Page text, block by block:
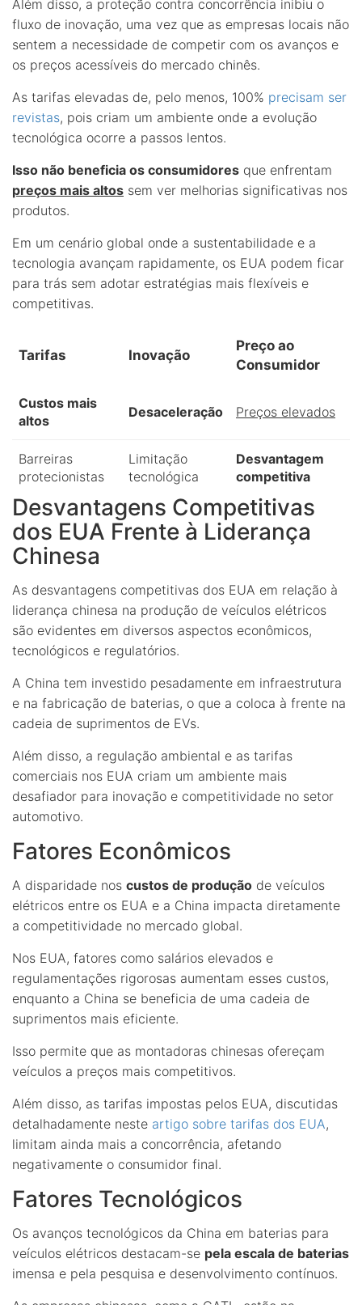
Além disso, a proteção contra concorrência inibiu o
fluxo de inovação, uma vez que as empresas locais não
sentem a necessidade de competir com os avanços e
os preços acessíveis do mercado chinês.
As tarifas elevadas de, pelo menos, 100% precisam ser
revistas, pois criam um ambiente onde a evolução
tecnológica ocorre a passos lentos.
Isso não beneficia os consumidores que enfrentam
preços mais altos sem ver melhorias significativas nos
produtos.
Em um cenário global onde a sustentabilidade e a
tecnologia avançam rapidamente, os EUA podem ficar
para trás sem adotar estratégias mais flexíveis e
competitivas.
Tarifas Inovação
Preço ao
Consumidor
Custos mais
altos
Desaceleração Preços elevados
Barreiras
protecionistas
Limitação
tecnológica
Desvantagem
competitiva
Desvantagens Competitivas
dos EUA Frente à Liderança
Chinesa
As desvantagens competitivas dos EUA em relação à
liderança chinesa na produção de veículos elétricos
são evidentes em diversos aspectos econômicos,
tecnológicos e regulatórios.
A China tem investido pesadamente em infraestrutura
e na fabricação de baterias, o que a coloca à frente na
cadeia de suprimentos de EVs.
Além disso, a regulação ambiental e as tarifas
comerciais nos EUA criam um ambiente mais
desafiador para inovação e competitividade no setor
automotivo.
Fatores Econômicos
A disparidade nos custos de produção de veículos
elétricos entre os EUA e a China impacta diretamente
a competitividade no mercado global.
Nos EUA, fatores como salários elevados e
regulamentações rigorosas aumentam esses custos,
enquanto a China se beneficia de uma cadeia de
suprimentos mais eficiente.
Isso permite que as montadoras chinesas ofereçam
veículos a preços mais competitivos.
Além disso, as tarifas impostas pelos EUA, discutidas
detalhadamente neste artigo sobre tarifas dos EUA,
limitam ainda mais a concorrência, afetando
negativamente o consumidor final.
Fatores Tecnológicos
Os avanços tecnológicos da China em baterias para
veículos elétricos destacam-se pela escala de baterias
imensa e pela pesquisa e desenvolvimento contínuos.